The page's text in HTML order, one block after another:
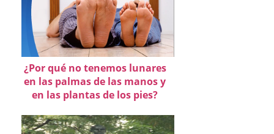
¿Por qué no tenemos lunares
en las palmas de las manos y
en las plantas de los pies?